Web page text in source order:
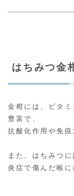
はちみつ金
金柑には、ビタ
豊富で、
抗酸化作用や免疫
また、はちみつ
炎症で傷んだ喉に